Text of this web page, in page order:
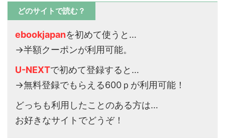
どのサイトで読む？
ebookjapanを初めて使うと…
→半額クーポンが利用可能。
U-NEXTで初めて登録すると…
→無料登録でもらえる600ｐが利用可能！
どっちも利用したことのある方は…
お好きなサイトでどうぞ！